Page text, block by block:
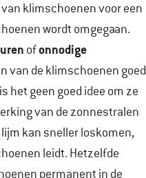
klimschoenen voor een
wordt omgegaan.
ofonnodige
van de klimschoenen goed
het geen goed idee om ze
van de zonnestralen
kan sneller loskomen,
leidt. Hetzelfde
permanent in de